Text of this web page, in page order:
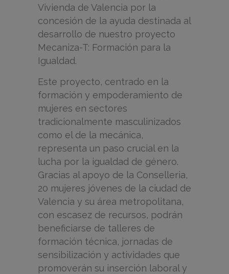
Vivienda de Valencia por la
concesión de la ayuda destinada al
desarrollo de nuestro proyecto
Mecaniza-T: Formación para la
Igualdad.
Este proyecto, centrado en la
formación y empoderamiento de
mujeres en sectores
tradicionalmente masculinizados
como el de la mecánica,
representa un paso crucial en la
lucha por la igualdad de género.
Gracias al apoyo de la Conselleria,
20 mujeres jóvenes de la ciudad de
Valencia y su área metropolitana,
con escasez de recursos, podrán
beneficiarse de talleres de
formación técnica, jornadas de
sensibilización y actividades que
promoverán su inserción laboral y